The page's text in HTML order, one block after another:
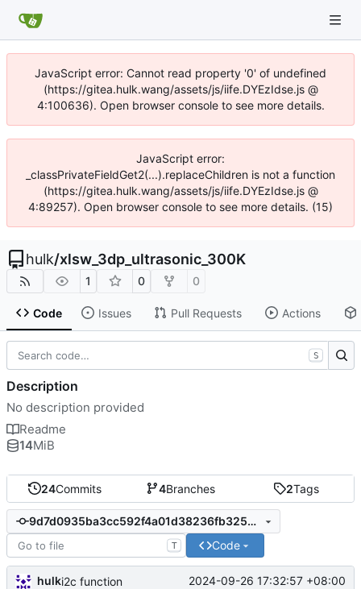
JavaScript error: Cannot read property '0' of undefined
(https://gitea.hulk.wang/assets/js/iife.DYEzIdse.js @
4:100636). Open browser console to see more details.
JavaScript error:
_classPrivateFieldGet2(...).replaceChildren is not a function
(https://gitea.hulk.wang/assets/js/iife.DYEzIdse.js @
4:89257). Open browser console to see more details. (15)
hulk/xlsw_3dp_ultrasonic_300K
1 0 0
Code Issues Pull Requests Actions
24Commits 4Branches 2Tags
9d7d0935ba3cc592f4a01d38236fb32523556357
T Code
hulki2c function 2024-09-26 17:32:57 +08:00
S
Description
No description provided
Readme
14MiB